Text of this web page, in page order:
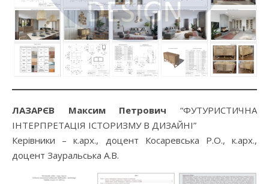
ЛАЗАРЄВ Максим Петрович “ФУТУРИСТИЧНА
ІНТЕРПРЕТАЦІЯ ІСТОРИЗМУ В ДИЗАЙНІ”
Керівники – к.арх., доцент Косаревська Р.О., к.арх.,
доцент Зауральська А.В.